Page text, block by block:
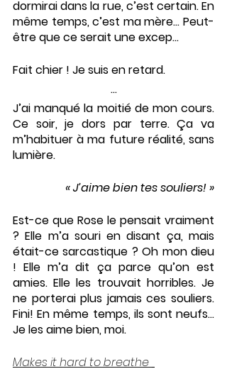
dormirai dans la rue, c’est certain. En
même temps, c’est ma mère… Peut-
être que ce serait une excep...
Fait chier ! Je suis en retard.
...
J’ai manqué la moitié de mon cours.
Ce soir, je dors par terre. Ça va
m’habituer à ma future réalité, sans
lumière.
« J’aime bien tes souliers! »
Est-ce que Rose le pensait vraiment
? Elle m’a souri en disant ça, mais
était-ce sarcastique ? Oh mon dieu
! Elle m’a dit ça parce qu’on est
amies. Elle les trouvait horribles. Je
ne porterai plus jamais ces souliers.
Fini! En même temps, ils sont neufs…
Je les aime bien, moi.
Makes it hard to breathe